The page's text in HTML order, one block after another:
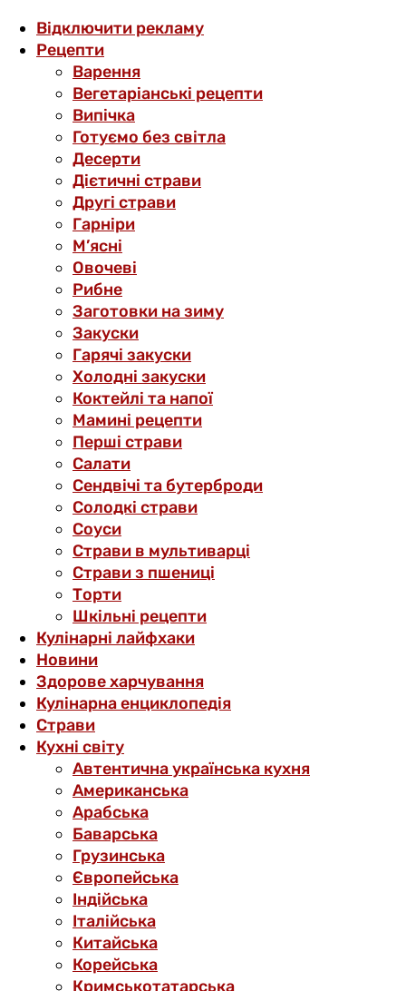
Відключити рекламу
Рецепти
Варення
Вегетаріанські рецепти
Випічка
Готуємо без світла
Десерти
Дієтичні страви
Другі страви
Гарніри
М’ясні
Овочеві
Рибне
Заготовки на зиму
Закуски
Гарячі закуски
Холодні закуски
Коктейлі та напої
Мамині рецепти
Перші страви
Салати
Сендвічі та бутерброди
Солодкі страви
Соуси
Страви в мультиварці
Страви з пшениці
Торти
Шкільні рецепти
Кулінарні лайфхаки
Новини
Здорове харчування
Кулінарна енциклопедія
Страви
Кухні світу
Автентична українська кухня
Американська
Арабська
Баварська
Грузинська
Європейська
Індійська
Італійська
Китайська
Корейська
Кримськотатарська